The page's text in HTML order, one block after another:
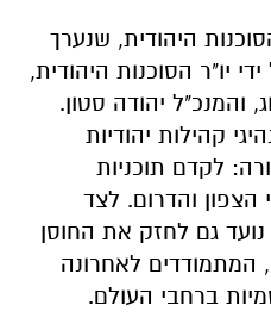
לקדם תוכניות
הצפון והדרום. לצד
גם לחזק את החוסן
לאחרונה
ברחבי העולם.
שבע נט